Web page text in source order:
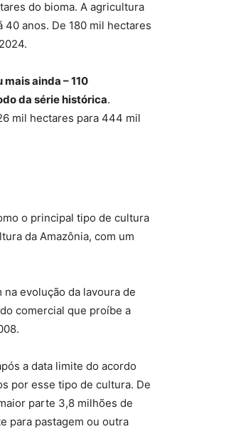
do bioma. A agricultura
40 anos. De 180 mil hectares
ainda – 110
da série histórica.
mil hectares para 444 mil
o principal tipo de cultura
da Amazônia, com um
evolução da lavoura de
comercial que proíbe a
a data limite do acordo
por esse tipo de cultura. De
parte 3,8 milhões de
para pastagem ou outra